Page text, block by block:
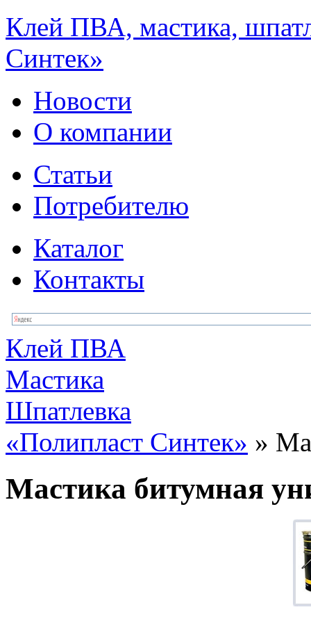
Клей ПВА, мастика,
Синтек»
Новости
О компании
Статьи
Потребителю
Каталог
Контакты
Клей ПВА
Мастика
Шпатлевка
«Полипласт Синтек» »
Мастика битумная